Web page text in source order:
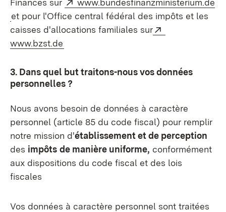
Finances sur
www.bundesfinanzministerium.de
(S’ouvre dans un nouvel onglet)
et pour l'Office central fédéral des impôts et les
caisses d'allocations familiales sur
www.bzst.de
3. Dans quel but traitons-nous vos données
personnelles ?
Nous avons besoin de données à caractère
personnel (article 85 du code fiscal) pour remplir
notre mission d'établissement et de perception
des impôts de manière uniforme, conformément
aux dispositions du code fiscal et des lois
fiscales
Vos données à caractère personnel sont traitées